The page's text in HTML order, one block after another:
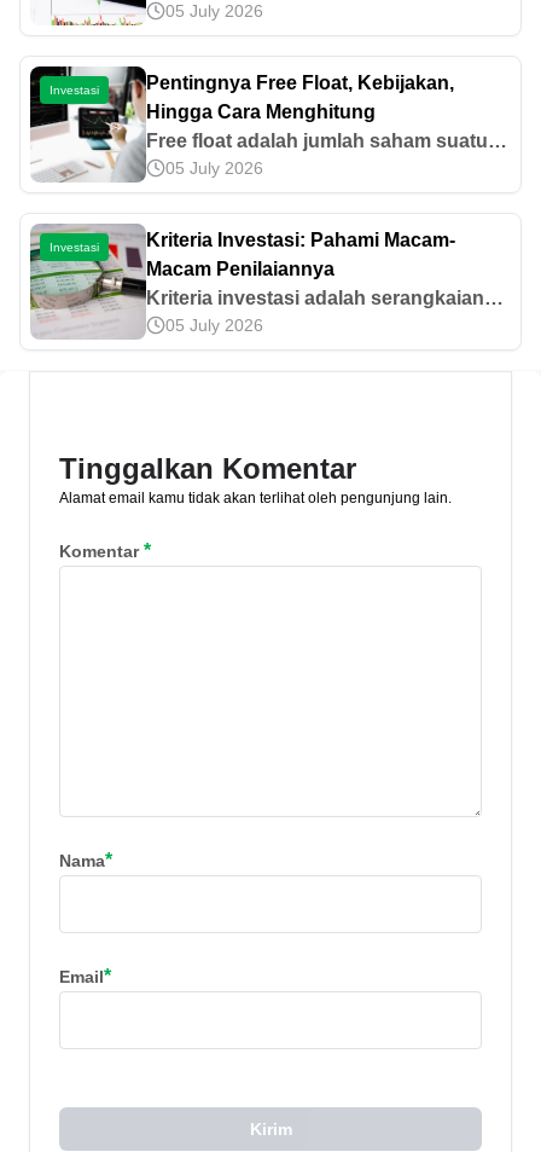
digunakan untuk menilai kinerja suatu
investasi. Cari tahu apa saja jenis dan
cara perhitungannya dalam artikel ini,
yuk
05 July 2026
Investasi
Pentingnya Free Float, Kebijakan,
Hingga Cara Menghitung
Free float adalah jumlah saham suatu
perusahaan yang tersedia untuk
diperjualbelikan di pasar secara bebas.
Ketahui kebijakan hingga cara
hitungnya di sini!
05 July 2026
Investasi
Kriteria Investasi: Pahami Macam-
Macam Penilaiannya
Kriteria investasi adalah serangkaian
penilaian yang digunakan oleh investor
dalam menganalisis peluang dan risiko
05 July 2026
Tinggalkan Komentar
Alamat email kamu tidak akan terlihat oleh pengunjung lain.
Komentar*
Nama*
Email*
Kirim